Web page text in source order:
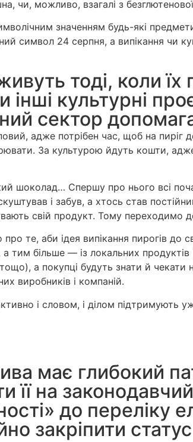
чи, можливо, взагалі з
значенням будь-які
символ 24 серпня, а випікання чи
тоді, коли їх
інші культурні
сектор
адже потрібен час, щоб на пиріг
За культурою йдуть кошти,
шоколад… Спершу про нього всі
і забув, а хтось став
свій продукт. Тому переходимо
те, аби ідея випікання пирогів до
тим більше — із локальних
а покупці будуть знати й
виробників і компаній.
і словом, і ділом підтримують
має глибокий
її на
до переліку
закріпити